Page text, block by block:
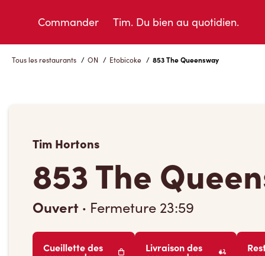
Commander Tim. Du bien au quotidien.
Tous les restaurants / ON / Etobicoke / 853 The Queensway
Tim Hortons
853 The
Ouvert · Fermeture 23:59
Cueillette des Livraison des